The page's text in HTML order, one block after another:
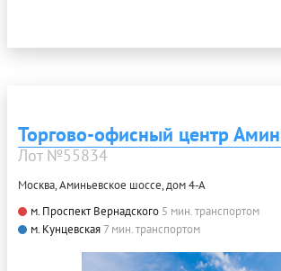
Торгово-офисный центр
Лот №55834
Москва, Аминьевское шоссе, дом 4-А
м. Проспект Вернадского 5 мин. транспортом
м. Кунцевская 7 мин. транспортом